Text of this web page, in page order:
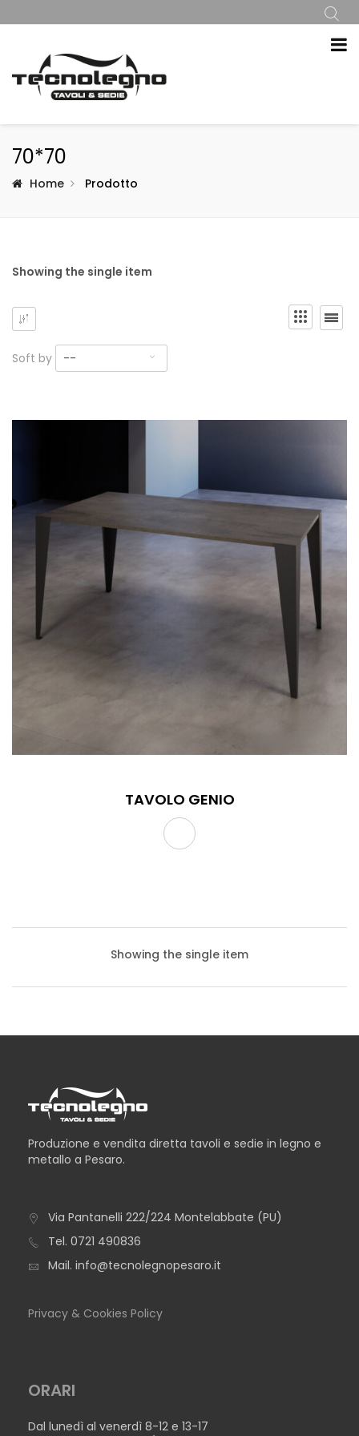
70*70
Home Prodotto
Showing the single item
Soft by --
TAVOLO GENIO
TAVOLO GENIO
Showing the single item
Produzione e vendita diretta tavoli e sedie in legno e
metallo a Pesaro.
Via Pantanelli 222/224 Montelabbate (PU)
Tel. 0721 490836
Mail. info@tecnolegnopesaro.it
Privacy & Cookies Policy
ORARI
Dal lunedì al venerdì 8-12 e 13-17